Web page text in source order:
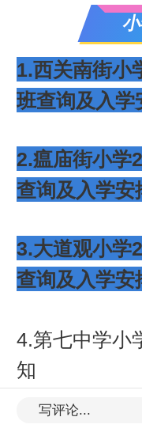
1.西关南街小
班查询及入学
2.瘟庙街小学
查询及入学安
3.大道观小学
查询及入学安
4.第七中学小
知
写评论...